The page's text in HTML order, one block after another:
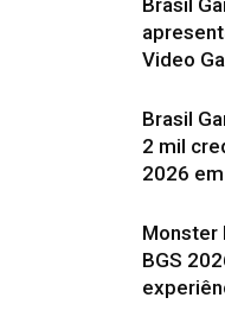
Brasil
Video
Brasil
2 mil
2026
Monster
BGS